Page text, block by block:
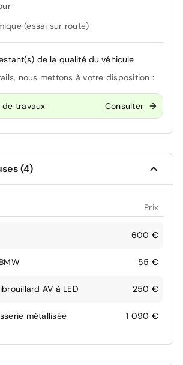
(essai sur route)
de la qualité du véhicule
nous mettons à votre disposition :
travaux Consulter
(4)
Prix
600 €
55 €
AV à LED 250 €
métallisée 1 090 €